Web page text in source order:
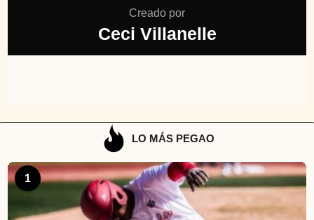
Creado por
Ceci Villanelle
LO MÁS PEGAO
1